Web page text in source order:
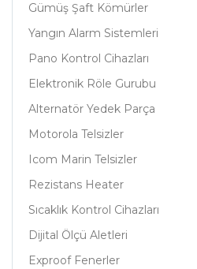
Gümüş Şaft Kömürler
Yangın Alarm Sistemleri
Pano Kontrol Cihazları
Elektronik Röle Gurubu
Alternatör Yedek Parça
Motorola Telsizler
Icom Marin Telsizler
Rezistans Heater
Sıcaklık Kontrol Cihazları
Dijital Ölçü Aletleri
Exproof Fenerler